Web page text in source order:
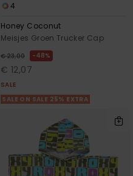
4
Honey Coconut
Meisjes Groen Trucker Cap
€ 23,00 48%
€ 12,07
SALE
SALE ON SALE 25% EXTRA